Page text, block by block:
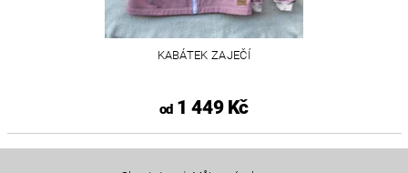
KABÁTEK ZAJEČÍ
od1 449 Kč